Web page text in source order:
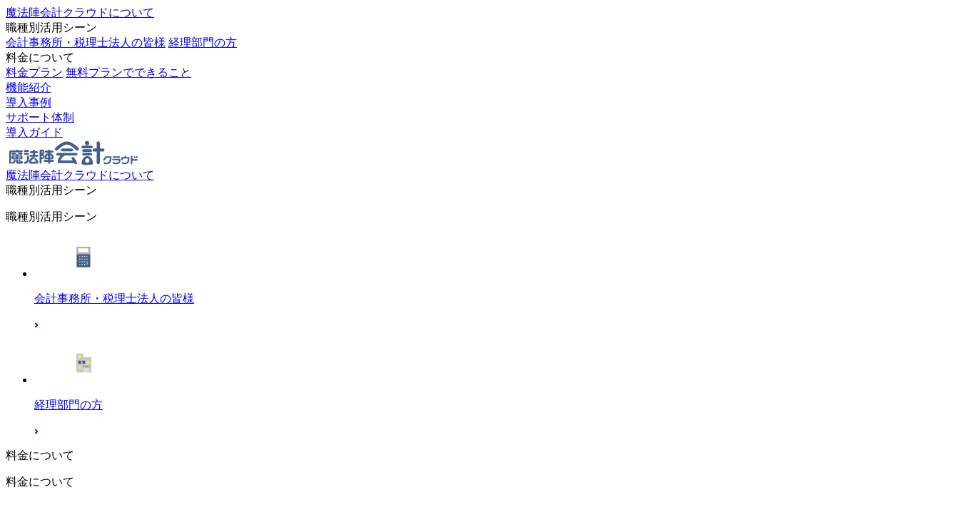
魔法陣会計クラウドについて
職種別活用シーン
会計事務所・税理士法人の皆様 経理部門の方
料金について
料金プラン 無料プランでできること
機能紹介
導入事例
サポート体制
導入ガイド
魔法陣会計クラウドについて
職種別活用シーン
職種別活用シーン
会計事務所・税理士法人の皆様
経理部門の方
料金について
料金について